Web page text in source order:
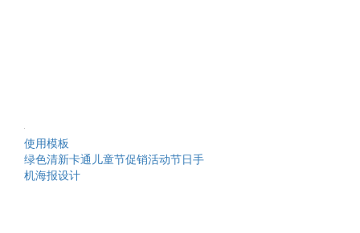
使用模板
绿色清新卡通儿童节促销活动节日手
机海报设计